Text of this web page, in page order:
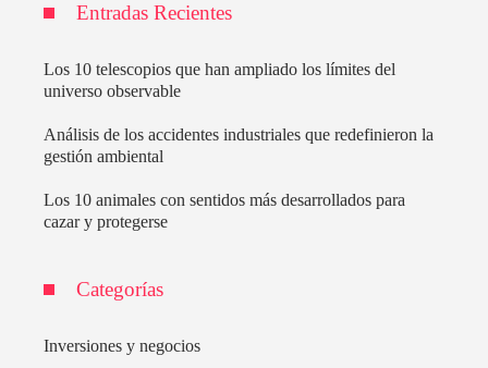
Entradas Recientes
Los 10 telescopios que han ampliado los límites del
universo observable
Análisis de los accidentes industriales que redefinieron la
gestión ambiental
Los 10 animales con sentidos más desarrollados para
cazar y protegerse
Categorías
Inversiones y negocios